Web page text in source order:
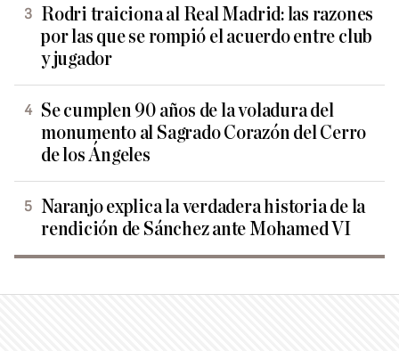
Rodri traiciona al Real Madrid: las razones
por las que se rompió el acuerdo entre club
y jugador
Se cumplen 90 años de la voladura del
monumento al Sagrado Corazón del Cerro
de los Ángeles
Naranjo explica la verdadera historia de la
rendición de Sánchez ante Mohamed VI